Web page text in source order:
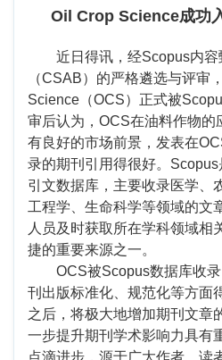
Oil Crop Science成功
近日得讯，经Scopus内容
（CSAB）的严格遴选与评审
Science（OCS）正式被
审后认为，OCS在油料作物的
有良好的市场前景，发表在
录的期刊引用得很好。
引文数据库，主要收录医学、
工程学、生命科学等领域的文
人员及时获取所在学科领域相
捷的重要来源之一。
OCS被Scopus数据库收录
刊出版标准化、规范化等方面
之后，将极大地增加期刊文章
一步提升期刊学术影响力具有
点滴进步，源于广大作者、读